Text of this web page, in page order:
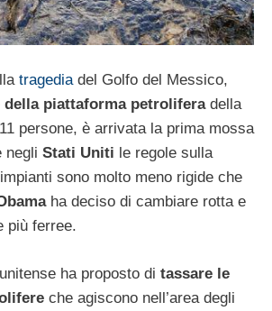
tragediadel Golfo del Messico,
della piattaforma petroliferadella
persone, è arrivata la prima mossa
negli Stati Uniti le regole sulla
sono molto meno rigide che
ha deciso di cambiare rotta e
più ferree.
ha proposto di tassare le
che agiscono nell’area degli